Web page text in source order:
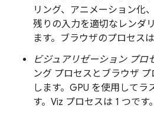
リング、アニメーション化
残りの入力を適切なレンダ
ます。ブラウザのプロセスは
ビジュアリゼーション プロ
ング プロセスとブラウザ
します。GPU を使用してラ
す。Viz プロセスは 1 つです。